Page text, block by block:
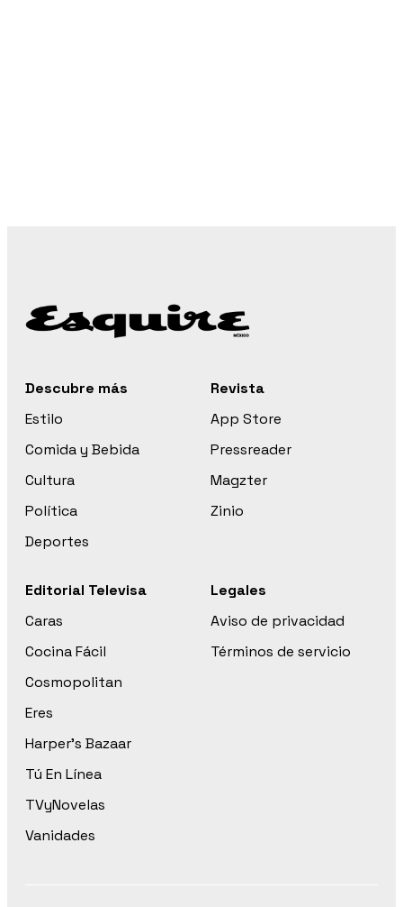
Descubre más
Estilo
Comida y Bebida
Cultura
Política
Deportes
Revista
App Store
Pressreader
Magzter
Zinio
Editorial Televisa
Caras
Cocina Fácil
Cosmopolitan
Eres
Harper’s Bazaar
Tú En Línea
TVyNovelas
Vanidades
Legales
Aviso de privacidad
Términos de servicio